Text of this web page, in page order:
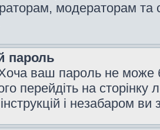
модераторам
пароль
ваш пароль не може
перейдіть на сторінку
і незабаром